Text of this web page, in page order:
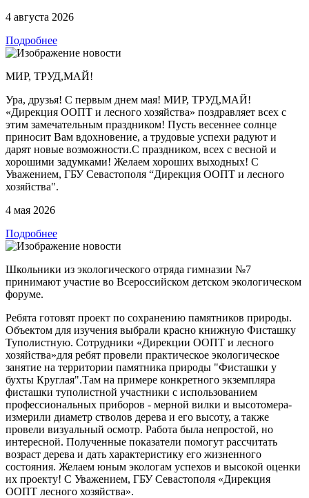
4 августа 2026
Подробнее
МИР, ТРУД,МАЙ!
Ура, друзья! С первым днем мая! МИР, ТРУД,МАЙ!
«Дирекция ООПТ и лесного хозяйства» поздравляет всех с
этим замечательным праздником! Пусть весеннее солнце
приносит Вам вдохновение, а трудовые успехи радуют и
дарят новые возможности.С праздником, всех с весной и
хорошими задумками! Желаем хороших выходных! С
Уважением, ГБУ Севастополя “Дирекция ООПТ и лесного
хозяйства".
4 мая 2026
Подробнее
Школьники из экологического отряда гимназии №7
принимают участие во Всероссийском детском экологическом
форуме.
Ребята готовят проект по сохранению памятников природы.
Объектом для изучения выбрали красно книжную Фисташку
Туполистную. Сотрудники «Дирекции ООПТ и лесного
хозяйства»для ребят провели практическое экологическое
занятие на территории памятника природы "Фисташки у
бухты Круглая".Там на примере конкретного экземпляра
фисташки туполистной участники с использованием
профессиональных приборов - мерной вилки и высотомера-
измерили диаметр стволов дерева и его высоту, а также
провели визуальный осмотр. Работа была непростой, но
интересной. Полученные показатели помогут рассчитать
возраст дерева и дать характеристику его жизненного
состояния. Желаем юным экологам успехов и высокой оценки
их проекту! С Уважением, ГБУ Севастополя «Дирекция
ООПТ лесного хозяйства».